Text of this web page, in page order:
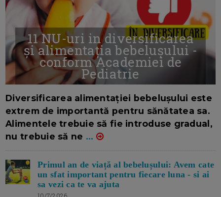
11 NU-uri in diversificarea
și alimentația bebelușului -
conform Academiei de
Pediatrie
Diversificarea alimentației bebelușului este
extrem de importantă pentru sănătatea sa.
Alimentele trebuie să fie introduse gradual,
nu trebuie să ne ...
Primul an de viață al bebelușului: Avem cate
un sfat important pentru fiecare luna - si ai
sa vezi ca te va ajuta